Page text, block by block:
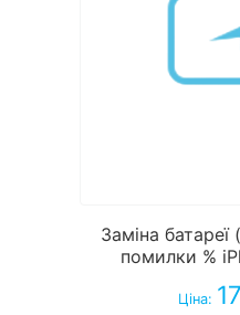
Заміна
помилки %
Ціна: